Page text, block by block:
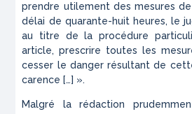
prendre utilement des mesures
délai de quarante-huit heures, le
au titre de la procédure
article, prescrire toutes les
cesser le danger résultant de
carence […] ».
Malgré la rédaction